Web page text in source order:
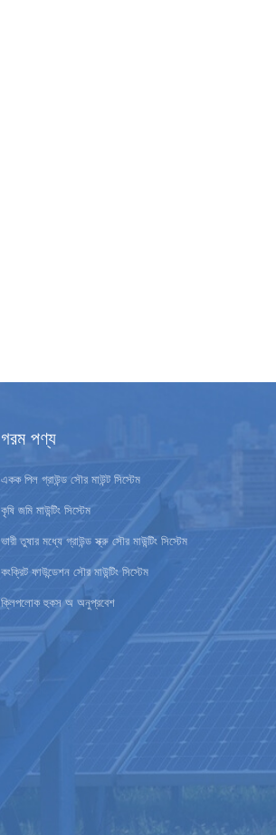
গরম পণ্য
একক পিল গ্রাউন্ড সৌর মাউন্ট সিস্টেম
কৃষি জমি মাউন্টিং সিস্টেম
ভারী তুষার মধ্যে গ্রাউন্ড স্ক্রু সৌর মাউন্টিং সিস্টেম
কংক্রিট ফাউন্ডেশন সৌর মাউন্টিং সিস্টেম
ক্লিপলোক হুকস অ অনুপ্রবেশ